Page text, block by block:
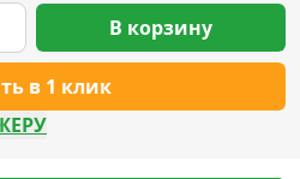
в 1 клик
В корзину